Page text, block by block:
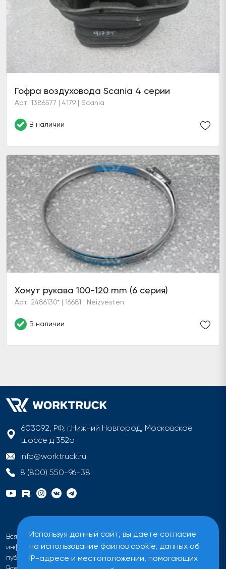
Используя данный сайт, вы даете согласие
на использование файлов cookie, данных об
IP-адресе и местоположении, помогающих
Гофра воздуховода Scania 4 серии
Арт: 1386577 | 4179 | Scania
В наличии
Хомут рукава 100-120 mm (6 серия)
Арт: 2486130* | 16681 | Neizvesten
В наличии
603092, РФ, г.Нижний Новгород, Московское
шоссе д 352а
info@worktruck.ru
8 (800) 550-96-38
Вся информация на сайте имеет исключительно
информационный характер и не может быть определена как
публичная оферта ни при каких обстоятельствах.